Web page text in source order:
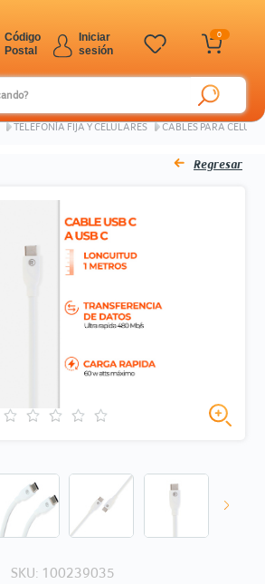
0
Iniciar
sesión
Código
Postal
TELEFONÍA FIJA Y CELULARES CABLES PARA
Regresar
SKU: 100239035
Ingresar Codigo Postal